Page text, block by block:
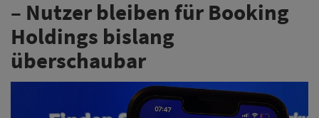
– Nutzer bleiben für Booking
Holdings bislang
überschaubar